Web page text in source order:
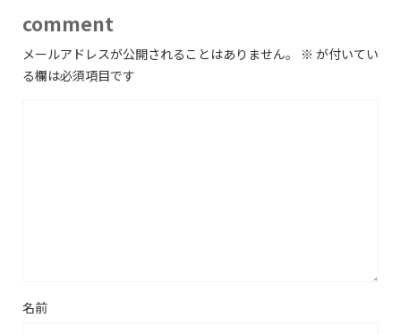
comment
メールアドレスが公開されることはありません。 ※ が付いてい
る欄は必須項目です
名前